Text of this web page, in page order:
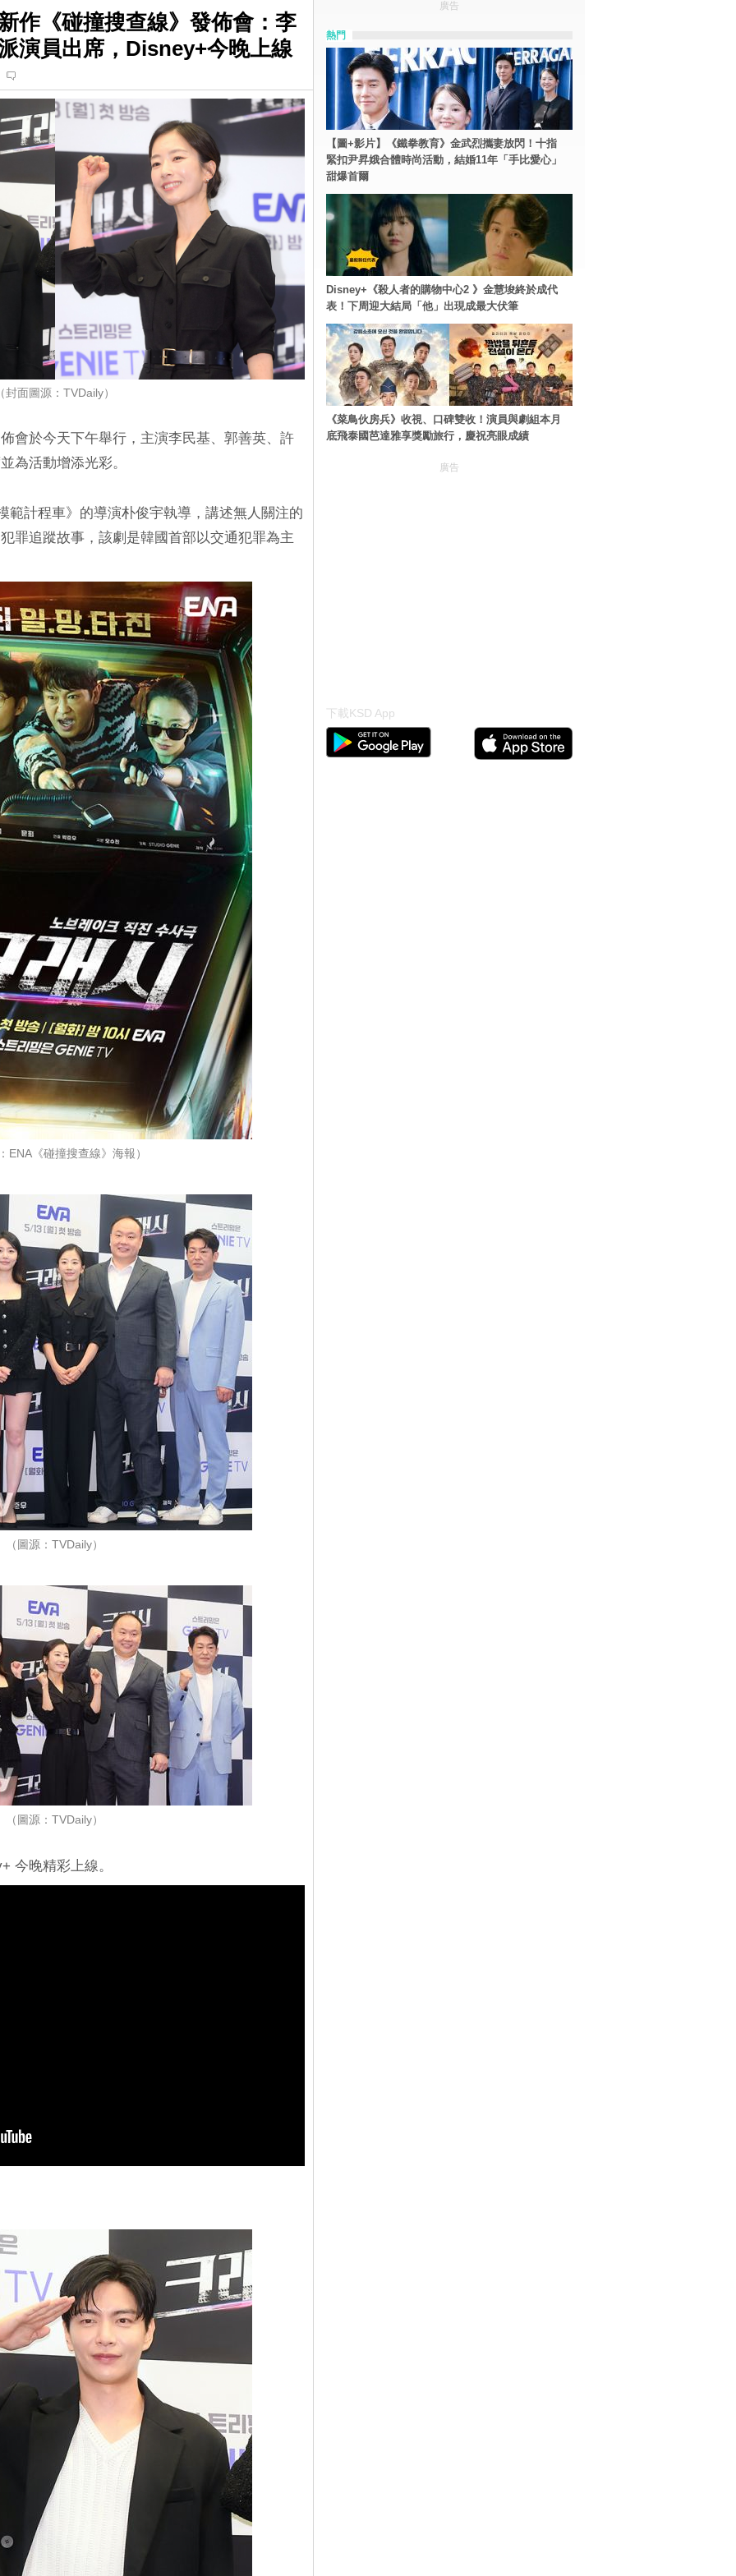
作《碰撞搜查線》發佈會：李
演員出席，Disney+今晚上線
封面圖源：TVDaily）
會於今天下午舉行，主演李民基、郭善英、許
為活動增添光彩。
範計程車》的導演朴俊宇執導，講述無人關注的
罪追蹤故事，該劇是韓國首部以交通犯罪為主
ENA《碰撞搜查線》海報）
（圖源：TVDaily）
（圖源：TVDaily）
今晚精彩上線。
廣告
熱門
【圖+影片】《鐵拳教育》金武烈攜妻放閃！十指
緊扣尹昇娥合體時尚活動，結婚11年「手比愛心」
甜爆首爾
Disney+《殺人者的購物中心2 》金慧埈終於成代
表！下周迎大結局「他」出現成最大伏筆
《菜鳥伙房兵》收視、口碑雙收！演員與劇組本月
底飛泰國芭達雅享獎勵旅行，慶祝亮眼成績
廣告
下載KSD App